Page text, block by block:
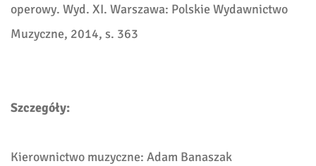
operowy. Wyd. XI. Warszawa: Polskie Wydawnictwo
Muzyczne, 2014, s. 363
Szczegóły:
Kierownictwo muzyczne: Adam Banaszak